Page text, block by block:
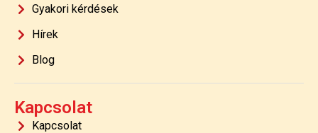
Gyakori kérdések
Hírek
Blog
Kapcsolat
Kapcsolat